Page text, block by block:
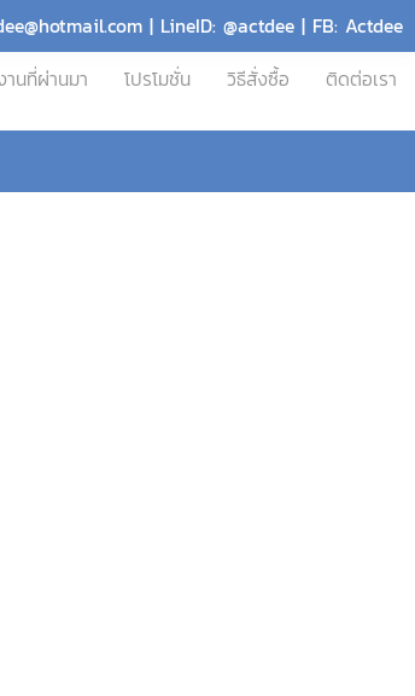
| LineID: @actdee | FB: Actdee
านที่ผ่านมา โปรโมชั่น วิธีสั่งซื้อ ติดต่อเรา